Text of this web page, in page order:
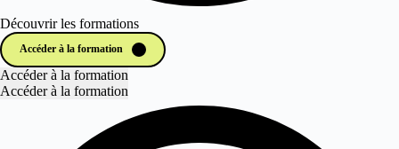
Découvrir les formations
Accéder à la formation
Accéder à la formation
Accéder à la formation